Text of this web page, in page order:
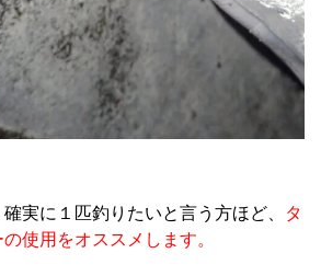
実に１匹釣りたいと言う方ほど、
タ
使用をオススメします。